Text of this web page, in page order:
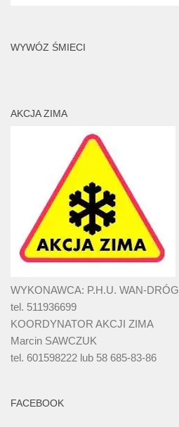
WYWÓZ ŚMIECI
AKCJA ZIMA
WYKONAWCA: P.H.U. WAN-DRÓG
tel. 511936699
KOORDYNATOR AKCJI ZIMA
Marcin SAWCZUK
tel. 601598222 lub 58 685-83-86
FACEBOOK